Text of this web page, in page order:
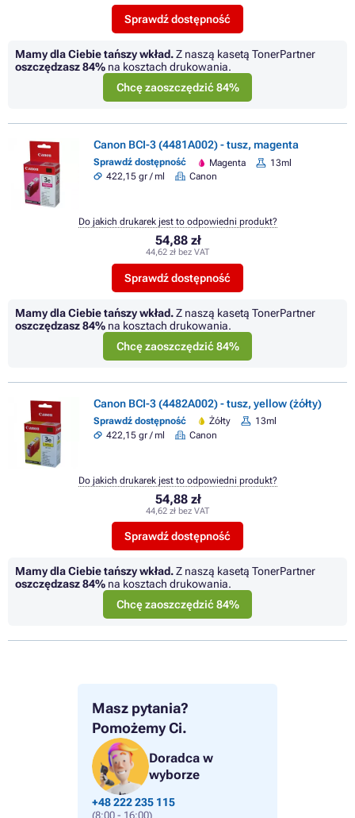
Masz pytania?
Pomożemy Ci.
Doradca w
wyborze
+48 222 235 115
(8:00 - 16:00)
Sprawdź dostępność
Mamy dla Ciebie tańszy wkład.Z naszą kasetą TonerPartner
oszczędzasz84% na kosztach drukowania.
Chcę zaoszczędzić 84%
Canon BCI-3 (4481A002) - tusz, magenta
Sprawdź dostępność Magenta
13ml
422,15 gr / ml
Canon
54,88 zł
44,62 zł bez VAT
Sprawdź dostępność
Do jakich drukarek jest to odpowiedni produkt?
Mamy dla Ciebie tańszy wkład.Z naszą kasetą TonerPartner
oszczędzasz84% na kosztach drukowania.
Chcę zaoszczędzić 84%
Canon BCI-3 (4482A002) - tusz, yellow (żółty)
Sprawdź dostępność Żółty
13ml
422,15 gr / ml
Canon
54,88 zł
44,62 zł bez VAT
Sprawdź dostępność
Do jakich drukarek jest to odpowiedni produkt?
Mamy dla Ciebie tańszy wkład.Z naszą kasetą TonerPartner
oszczędzasz84% na kosztach drukowania.
Chcę zaoszczędzić 84%